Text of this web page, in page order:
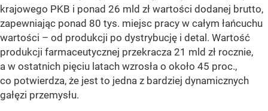
krajowego PKB i ponad 26 mld zł wartości dodanej brutto,
zapewniając ponad 80 tys. miejsc pracy w całym łańcuchu
wartości – od produkcji po dystrybucję i detal. Wartość
produkcji farmaceutycznej przekracza 21 mld zł rocznie,
a w ostatnich pięciu latach wzrosła o około 45 proc.,
co potwierdza, że jest to jedna z bardziej dynamicznych
gałęzi przemysłu.